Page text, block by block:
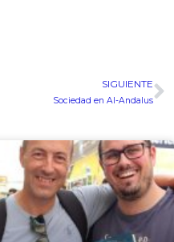
SIGUIENTE
Sociedad en Al-Andalus